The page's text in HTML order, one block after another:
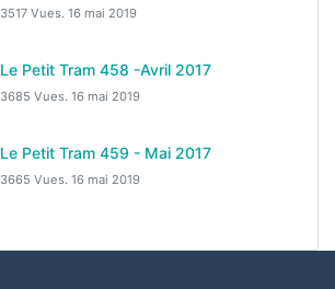
3517 Vues. 16 mai 2019
Le Petit Tram 458 -Avril 2017
3685 Vues. 16 mai 2019
Le Petit Tram 459 - Mai 2017
3665 Vues. 16 mai 2019